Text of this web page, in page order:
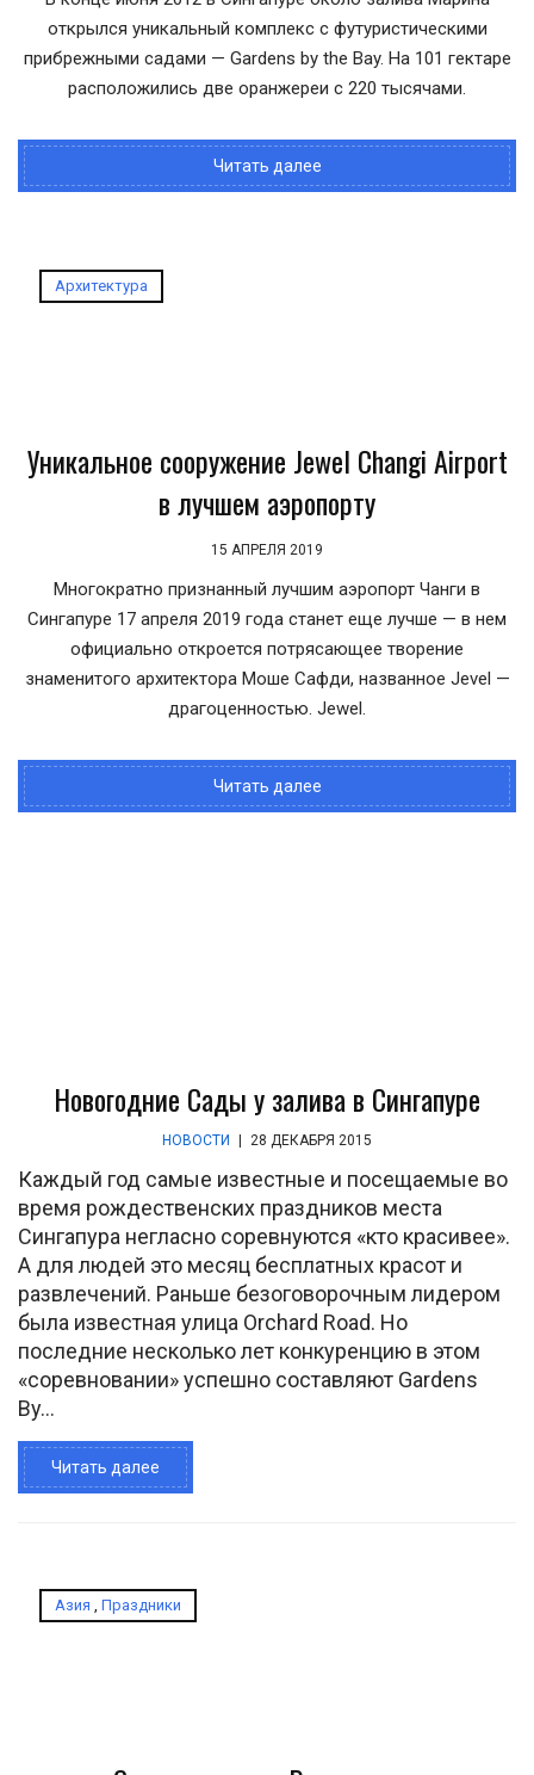
открылся уникальный комплекс с футуристическими
прибрежными садами — Gardens by the Bay. На 101 гектаре
расположились две оранжереи с 220 тысячами.
Читать далее
Архитектура
Уникальное сооружение Jewel Changi Airport
в лучшем аэропорту
15 АПРЕЛЯ 2019
Многократно признанный лучшим аэропорт Чанги в
Сингапуре 17 апреля 2019 года станет еще лучше — в нем
официально откроется потрясающее творение
знаменитого архитектора Моше Сафди, названное Jevel —
драгоценностью. Jewel.
Читать далее
Новогодние Сады у залива в Сингапуре
НОВОСТИ | 28 ДЕКАБРЯ 2015
Каждый год самые известные и посещаемые во
время рождественских праздников места
Сингапура негласно соревнуются «кто красивее».
А для людей это месяц бесплатных красот и
развлечений. Раньше безоговорочным лидером
была известная улица Orchard Road. Но
последние несколько лет конкуренцию в этом
«соревновании» успешно составляют Gardens
By...
Читать далее
Азия Праздники